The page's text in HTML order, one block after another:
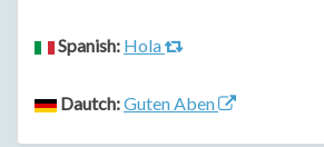
Spanish: Hola
Dautch:Guten Aben